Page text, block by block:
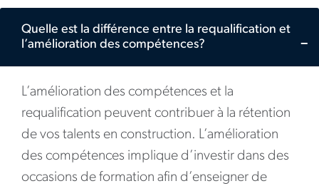
Quelle est la différence entre la requalification et
l’amélioration des compétences?
L’amélioration des compétences et la
requalification peuvent contribuer à la rétention
de vos talents en construction. L’amélioration
des compétences implique d’investir dans des
occasions de formation afin d’enseigner de